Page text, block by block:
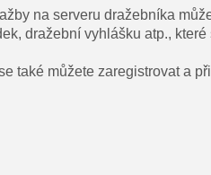
na serveru dražebníka
dražební vyhlášku atp.,
také můžete zaregistrovat a